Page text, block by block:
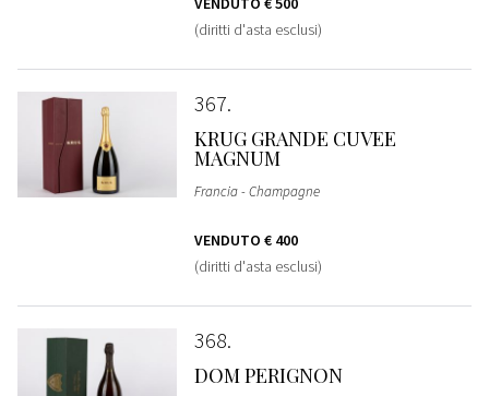
(diritti d'asta esclusi)
367
KRUG GRANDE CUVEE
MAGNUM
Francia - Champagne
VENDUTO € 400
(diritti d'asta esclusi)
368
DOM PERIGNON